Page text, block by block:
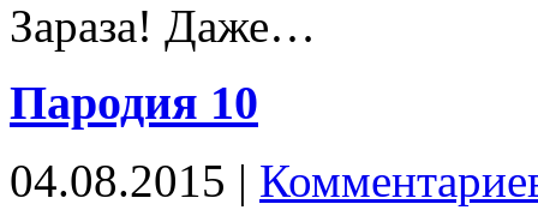
Зараза! Даже…
Пародия 10
04.08.2015 |